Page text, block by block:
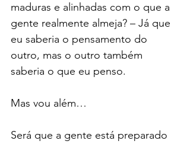
maduras e alinhadas com o que a
gente realmente almeja? – Já que
eu saberia o pensamento do
outro, mas o outro também
saberia o que eu penso.
Mas vou além…
Será que a gente está preparado